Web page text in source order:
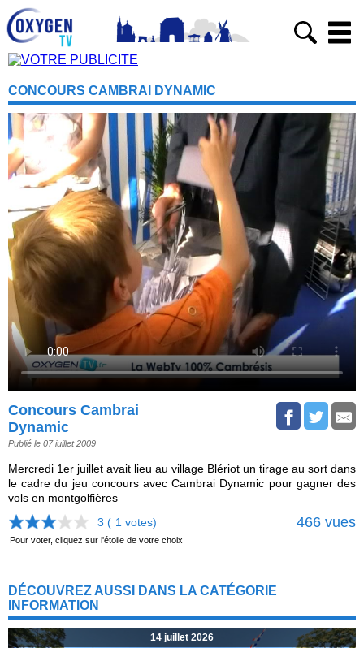
CONCOURS CAMBRAI DYNAMIC
Concours Cambrai
Dynamic
Publié le 07 juillet 2009
Mercredi 1er juillet avait lieu au village Blériot un tirage au sort dans
le cadre du jeu concours avec Cambrai Dynamic pour gagner des
vols en montgolfières
3 ( 1 votes) 466 vues
Pour voter, cliquez sur l'étoile de votre choix
DÉCOUVREZ AUSSI DANS LA CATÉGORIE
INFORMATION
14 juillet 2026